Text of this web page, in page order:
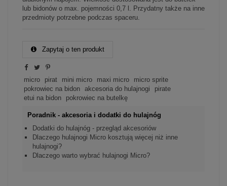
lub bidonów o max. pojemności 0,7 l. Przydatny także na inne
przedmioty potrzebne podczas spaceru.
Zapytaj o ten produkt
micro pirat mini micro maxi micro
micro sprite
pokrowiec na bidon
akcesoria do hulajnogi
pirate
etui na bidon
pokrowiec na butelkę
Poradnik - akcesoria i dodatki do hulajnóg
Dodatki do hulajnóg - przegląd akcesoriów
Dlaczego hulajnogi Micro kosztują więcej niż inne
hulajnogi?
Dlaczego warto wybrać hulajnogi Micro?